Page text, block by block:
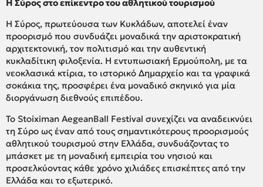
Η Σύρος στο επίκεντρο του αθλητικού τουρισμού
Η Σύρος, πρωτεύουσα των Κυκλάδων, αποτελεί έναν
προορισμό που συνδυάζει μοναδικά την αριστοκρατική
αρχιτεκτονική, τον πολιτισμό και την αυθεντική
κυκλαδίτικη φιλοξενία. Η εντυπωσιακή Ερμούπολη, με τα
νεοκλασικά κτίρια, το ιστορικό Δημαρχείο και τα γραφικά
σοκάκια της, προσφέρει ένα μοναδικό σκηνικό για μία
διοργάνωση διεθνούς επιπέδου.
Το Stoiximan AegeanBall Festival συνεχίζει να αναδεικνύει
τη Σύρο ως έναν από τους σημαντικότερους προορισμούς
αθλητικού τουρισμού στην Ελλάδα, συνδυάζοντας το
μπάσκετ με τη μοναδική εμπειρία του νησιού και
προσελκύοντας κάθε χρόνο χιλιάδες επισκέπτες από την
Ελλάδα και το εξωτερικό.